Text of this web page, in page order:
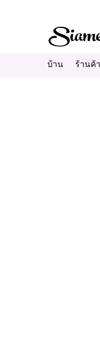
บ้าน ร้านค้า